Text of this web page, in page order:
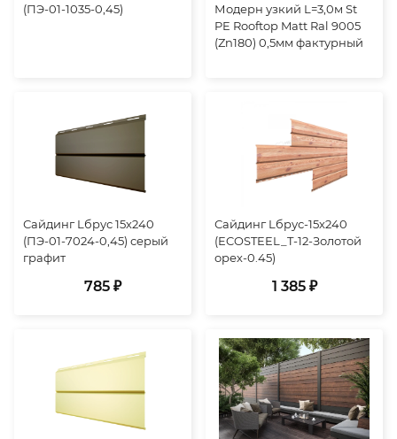
(ПЭ-01-1035-0,45)
Модерн узкий L=3,0м St
PE Rooftop Matt Ral 9005
(Zn180) 0,5мм фактурный
Сайдинг Lбрус 15х240
(ПЭ-01-7024-0,45) серый
графит
785 ₽
Сайдинг Lбрус-15х240
(ECOSTEEL_T-12-Золотой
орех-0.45)
1 385 ₽